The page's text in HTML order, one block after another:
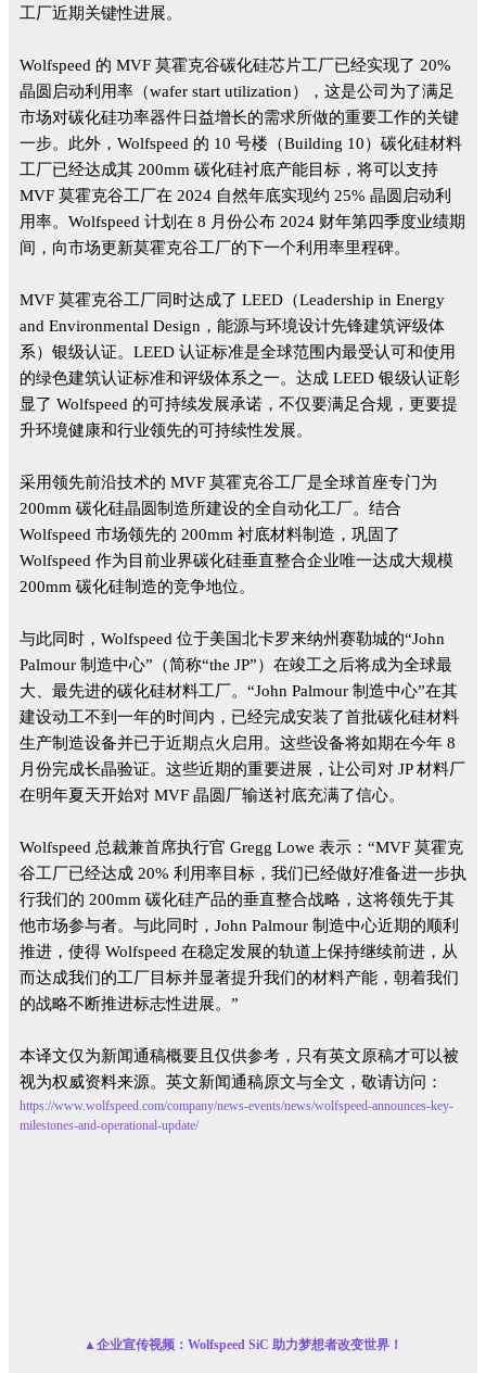
工厂近期关键性进展。
Wolfspeed 的 MVF 莫霍克谷碳化硅芯片工厂已经实现了 20%
晶圆启动利用率（wafer start utilization），这是公司为了满足
市场对碳化硅功率器件日益增长的需求所做的重要工作的关键
一步。此外，Wolfspeed 的 10 号楼（Building 10）碳化硅材料
工厂已经达成其 200mm 碳化硅衬底产能目标，将可以支持
MVF 莫霍克谷工厂在 2024 自然年底实现约 25% 晶圆启动利
用率。Wolfspeed 计划在 8 月份公布 2024 财年第四季度业绩期
间，向市场更新莫霍克谷工厂的下一个利用率里程碑。
MVF 莫霍克谷工厂同时达成了 LEED（Leadership in Energy
and Environmental Design，能源与环境设计先锋建筑评级体
系）银级认证。LEED 认证标准是全球范围内最受认可和使用
的绿色建筑认证标准和评级体系之一。达成 LEED 银级认证彰
显了 Wolfspeed 的可持续发展承诺，不仅要满足合规，更要提
升环境健康和行业领先的可持续性发展。
采用领先前沿技术的 MVF 莫霍克谷工厂是全球首座专门为
200mm 碳化硅晶圆制造所建设的全自动化工厂。结合
Wolfspeed 市场领先的 200mm 衬底材料制造，巩固了
Wolfspeed 作为目前业界碳化硅垂直整合企业唯一达成大规模
200mm 碳化硅制造的竞争地位。
与此同时，Wolfspeed 位于美国北卡罗来纳州赛勒城的“John
Palmour 制造中心”（简称“the JP”）在竣工之后将成为全球最
大、最先进的碳化硅材料工厂。“John Palmour 制造中心”在其
建设动工不到一年的时间内，已经完成安装了首批碳化硅材料
生产制造设备并已于近期点火启用。这些设备将如期在今年 8
月份完成长晶验证。这些近期的重要进展，让公司对 JP 材料厂
在明年夏天开始对 MVF 晶圆厂输送衬底充满了信心。
Wolfspeed 总裁兼首席执行官 Gregg Lowe 表示：“MVF 莫霍克
谷工厂已经达成 20% 利用率目标，我们已经做好准备进一步执
行我们的 200mm 碳化硅产品的垂直整合战略，这将领先于其
他市场参与者。与此同时，John Palmour 制造中心近期的顺利
推进，使得 Wolfspeed 在稳定发展的轨道上保持继续前进，从
而达成我们的工厂目标并显著提升我们的材料产能，朝着我们
的战略不断推进标志性进展。”
本译文仅为新闻通稿概要且仅供参考，只有英文原稿才可以被
视为权威资料来源。英文新闻通稿原文与全文，敬请访问：
https://www.wolfspeed.com/company/news-events/news/wolfspeed-announces-key-
milestones-and-operational-update/
▲企业宣传视频：Wolfspeed SiC 助力梦想者改变世界！